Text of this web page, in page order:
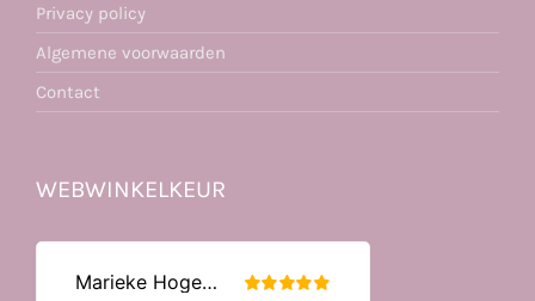
Privacy policy
Algemene voorwaarden
Contact
WEBWINKELKEUR